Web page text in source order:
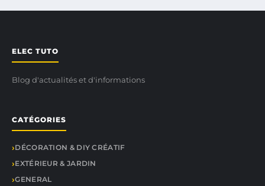
ELEC TUTO
Blog d'actualités et d'informations
CATÉGORIES
DÉCORATION & DIY CRÉATIF
EXTÉRIEUR & JARDIN
GENERAL